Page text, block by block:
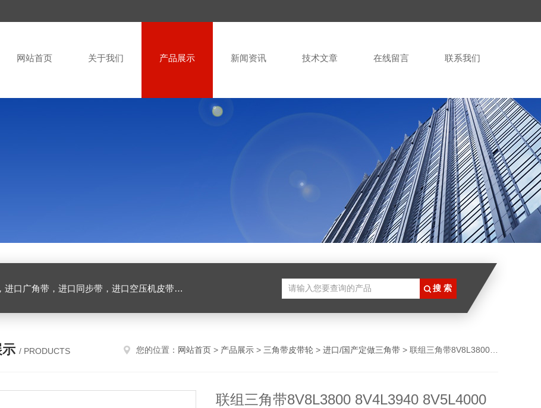
网站首页 关于我们 产品展示 新闻资讯 技术文章 在线留言 联系我们
，进口空压机皮带，带齿三角带，特氟龙高温布，进口轴承油封及电子仪器
/ PRODUCTS 您的位置： 网站首页 > 产品展示 > 三角带皮带轮 > 进口/国产定做三角带 > 联组三角带8V8L3800 8V4L3940 8V5L4000
联组三角带8V8L3800 8V4L3940 8V5L4000